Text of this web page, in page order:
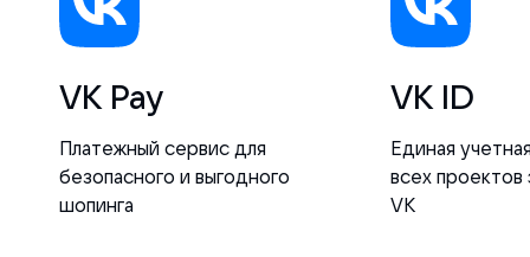
VK Pay
Платежный сервис для
безопасного и выгодного
шопинга
VK ID
Единая
всех
VK